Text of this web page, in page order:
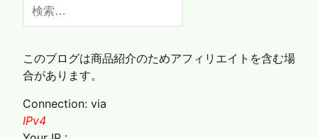
索:
このブログは商品紹介のためアフィリエイトを含む場
合があります。
Connection: via
IPv4